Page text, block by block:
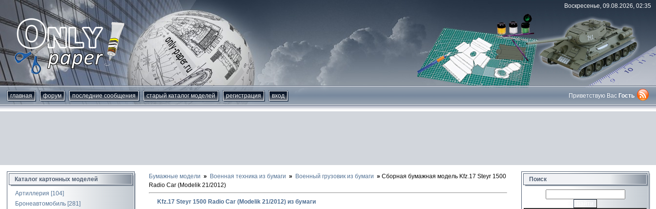
Воскресенье, 09.08.2026, 02:35
главная форум последние сообщения старый каталог моделей регистрация вход Приветствую Вас Гость
Каталог картонных моделей
Артиллерия [104]
Бронеавтомобиль [281]
Бумажные модели Военная техника из бумаги Военный грузовик из бумаги
Сборная бумажная модель Kfz.17 Steyr 1500
Radio Car (Modelik 21/2012)
Kfz.17 Steyr 1500 Radio Car (Modelik 21/2012) из бумаги
Поиск